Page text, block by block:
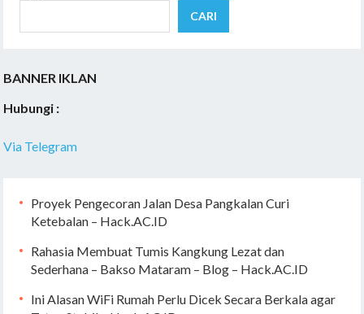
CARI
BANNER IKLAN
Hubungi :
Via Telegram
Proyek Pengecoran Jalan Desa Pangkalan Curi
Ketebalan – Hack.AC.ID
Rahasia Membuat Tumis Kangkung Lezat dan
Sederhana – Bakso Mataram – Blog – Hack.AC.ID
Ini Alasan WiFi Rumah Perlu Dicek Secara Berkala agar